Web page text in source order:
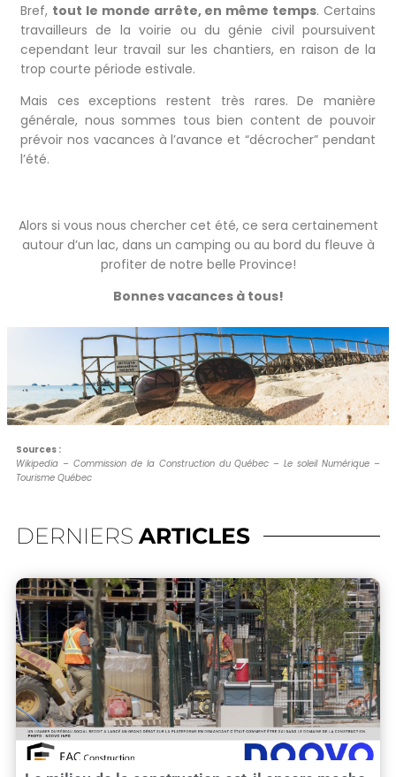
Bref, tout le monde arrête, en même temps. Certains
travailleurs de la voirie ou du génie civil poursuivent
cependant leur travail sur les chantiers, en raison de la
trop courte période estivale.
Mais ces exceptions restent très rares. De manière
générale, nous sommes tous bien content de pouvoir
prévoir nos vacances à l’avance et “décrocher” pendant
l’été.
Alors si vous nous chercher cet été, ce sera certainement
autour d’un lac, dans un camping ou au bord du fleuve à
profiter de notre belle Province!
Bonnes vacances à tous!
Sources :
Wikipedia – Commission de la Construction du Québec – Le soleil Numérique –
Tourisme Québec
DERNIERS ARTICLES